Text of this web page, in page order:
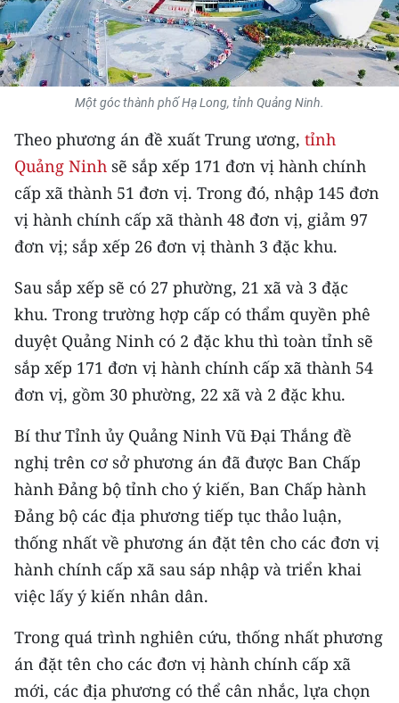
KHOA HỌC - CÔNG NGHỆ
MÔI TRƯỜNG
KIỂM CHỨNG THÔNG TIN
TRI THỨC CHUYÊN SÂU
54 DÂN TỘC VIỆT NAM
CHƯƠNG TRÌNH OCOP - MỖI XÃ
MỘT SẢN PHẨM
RADIO
E-Magazine
Video
Media Chính trị
Media Kinh tế
Media Xã hội
Media Pháp luật
Một góc thành phố Hạ Long, tỉnh Quảng Ninh.
Theo phương án đề xuất Trung ương, tỉnh
Quảng Ninh sẽ sắp xếp 171 đơn vị hành chính
cấp xã thành 51 đơn vị. Trong đó, nhập 145 đơn
vị hành chính cấp xã thành 48 đơn vị, giảm 97
đơn vị; sắp xếp 26 đơn vị thành 3 đặc khu.
Sau sắp xếp sẽ có 27 phường, 21 xã và 3 đặc
khu. Trong trường hợp cấp có thẩm quyền phê
duyệt Quảng Ninh có 2 đặc khu thì toàn tỉnh sẽ
sắp xếp 171 đơn vị hành chính cấp xã thành 54
đơn vị, gồm 30 phường, 22 xã và 2 đặc khu.
Bí thư Tỉnh ủy Quảng Ninh Vũ Đại Thắng đề
nghị trên cơ sở phương án đã được Ban Chấp
hành Đảng bộ tỉnh cho ý kiến, Ban Chấp hành
Đảng bộ các địa phương tiếp tục thảo luận,
thống nhất về phương án đặt tên cho các đơn vị
hành chính cấp xã sau sáp nhập và triển khai
việc lấy ý kiến nhân dân.
Trong quá trình nghiên cứu, thống nhất phương
án đặt tên cho các đơn vị hành chính cấp xã
mới, các địa phương có thể cân nhắc, lựa chọn